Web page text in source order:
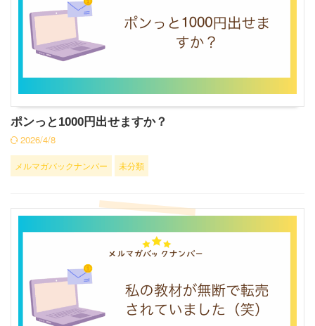
ポンっと1000円出せますか？
2026/4/8
メルマガバックナンバー 未分類